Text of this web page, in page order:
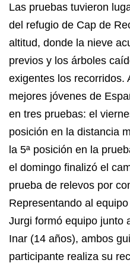
Las pruebas tuvieron
del refugio de Cap de
altitud, donde la nieve
previos y los árboles
exigentes los recorridos.
mejores jóvenes de
en tres pruebas: el
posición en la distancia
la 5ª posición en la
el domingo finalizó el
prueba de relevos por
Representando al
Jurgi formó equipo junto
Inar (14 años), ambos
participante realiza su